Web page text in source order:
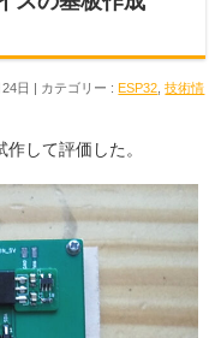
日 カテゴリー :ESP32 ,技術情
して評価した。